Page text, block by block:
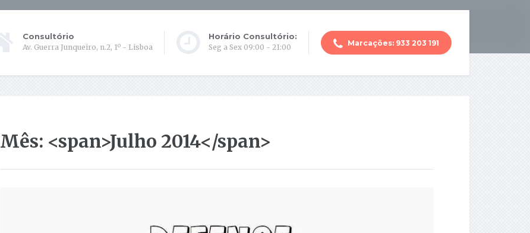
Consultório
Av. Guerra Junqueiro, n.2, 1º - Lisboa
Horário Consultório:
Seg a Sex 09:00 - 21:00 Marcações: 933 203 191
Mês: <span>Julho 2014</span>